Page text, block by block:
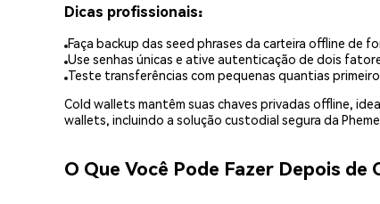
Dicas profissionais:
Faça backup das seed phrases da carteira offline de
Use senhas únicas e ative autenticação de dois
Teste transferências com pequenas quantias
Cold wallets mantêm suas chaves privadas offline,
wallets, incluindo a solução custodial segura da
O Que Você Pode Fazer Depois de